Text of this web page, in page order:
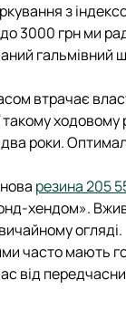
з
3000 грн ми
гальмівний
втрачає
ходовому
роки.
резина 205
хендом».
огляді.
часто мають
від